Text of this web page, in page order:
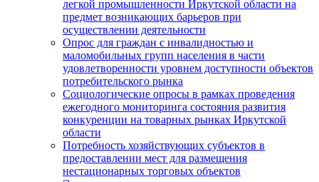
легкой промышленности Иркутской области на
предмет возникающих барьеров при
осуществлении деятельности
Опрос для граждан с инвалидностью и
маломобильных групп населения в части
удовлетворенности уровнем доступности объектов
потребительского рынка
Социологические опросы в рамках проведения
ежегодного мониторинга состояния развития
конкуренции на товарных рынках Иркутской
области
Потребность хозяйствующих субъектов в
предоставлении мест для размещения
нестационарных торговых объектов